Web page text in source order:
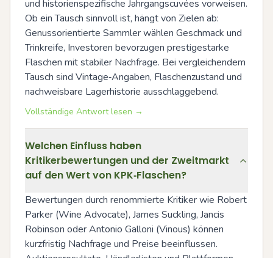
und historienspezifische Jahrgangscuvées vorweisen.
Ob ein Tausch sinnvoll ist, hängt von Zielen ab:
Genussorientierte Sammler wählen Geschmack und
Trinkreife, Investoren bevorzugen prestigestarke
Flaschen mit stabiler Nachfrage. Bei vergleichendem
Tausch sind Vintage‑Angaben, Flaschenzustand und
nachweisbare Lagerhistorie ausschlaggebend.
Vollständige Antwort lesen →
Welchen Einfluss haben
Kritikerbewertungen und der Zweitmarkt
auf den Wert von KPK‑Flaschen?
Bewertungen durch renommierte Kritiker wie Robert
Parker (Wine Advocate), James Suckling, Jancis
Robinson oder Antonio Galloni (Vinous) können
kurzfristig Nachfrage und Preise beeinflussen.